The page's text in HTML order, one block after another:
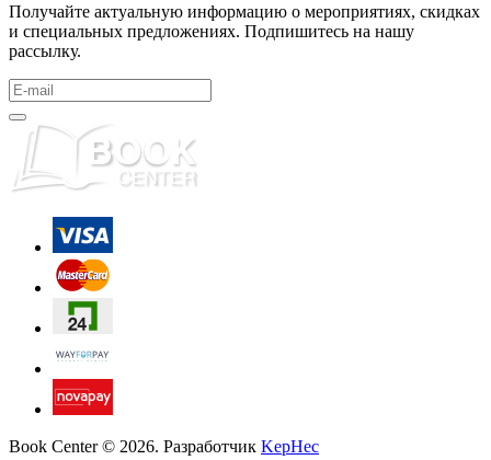
Получайте актуальную информацию о мероприятиях, скидках
и специальных предложениях. Подпишитесь на нашу
рассылку.
Book Center © 2026. Разработчик KepHec